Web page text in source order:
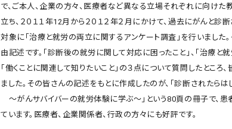
で、ご本人、企業の方々、医療者など異なる立場それぞれに向けた
立ち、２０１１年12月から２０１２年２月にかけて、過去にがんと診
対象に「治療と就労の両立に関するアンケート調査」を行いました
由記述です。「診断後の就労に関して対応に困ったこと」、「治療と
「働くことに関連して知りたいこと」の３点について質問したところ
ました。その皆さんの記述をもとに作成したのが、「診断されたら
〜がんサバイバーの就労体験に学ぶ〜」という80頁の冊子で、患
ています。医療者、企業関係者、行政の方々にも好評です。